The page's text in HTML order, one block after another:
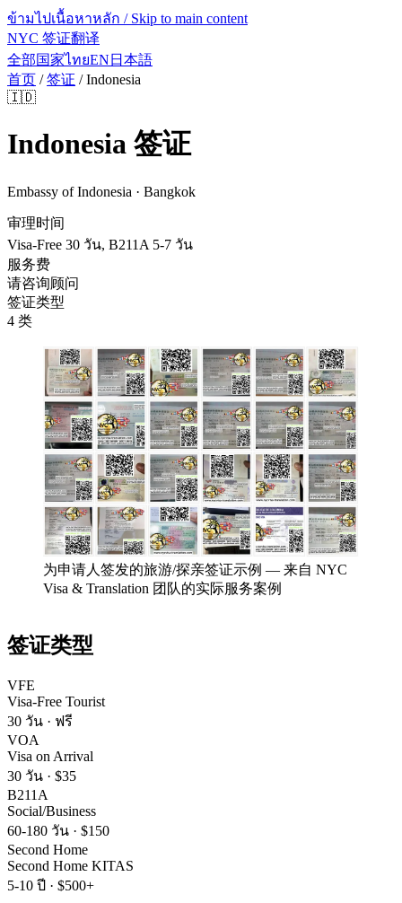
ข้ามไปเนื้อหาหลัก / Skip to main content
NYC 签证翻译
全部国家ไทยEN 日本語
首页 /签证 /Indonesia
🇮🇩
Indonesia 签证
Embassy of Indonesia · Bangkok
审理时间
Visa-Free 30 วัน, B211A 5-7 วัน
服务费
请咨询顾问
签证类型
4 类
为申请人签发的旅游/探亲签证示例 — 来自 NYC
Visa & Translation 团队的实际服务案例
签证类型
VFE
Visa-Free Tourist
30 วัน · ฟรี
VOA
Visa on Arrival
30 วัน · $35
B211A
Social/Business
60-180 วัน · $150
Second Home
Second Home KITAS
5-10 ปี · $500+